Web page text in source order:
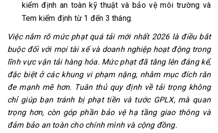
kiểm định an toàn kỹ thuật và bảo vệ môi trường và
Tem kiểm định từ 1 đến 3 tháng.
Việc nắm rõ mức phạt quá tải mới nhất 2026 là điều bắt
buộc đối với mọi tài xế và doanh nghiệp hoạt động trong
lĩnh vực vận tải hàng hóa. Mức phạt đã tăng lên đáng kể,
đặc biệt ở các khung vi phạm nặng, nhằm mục đích răn
đe mạnh mẽ hơn. Tuân thủ quy định về tải trọng không
chỉ giúp bạn tránh bị phạt tiền và tước GPLX, mà quan
trọng hơn, còn góp phần bảo vệ hạ tầng giao thông và
đảm bảo an toàn cho chính mình và cộng đồng.